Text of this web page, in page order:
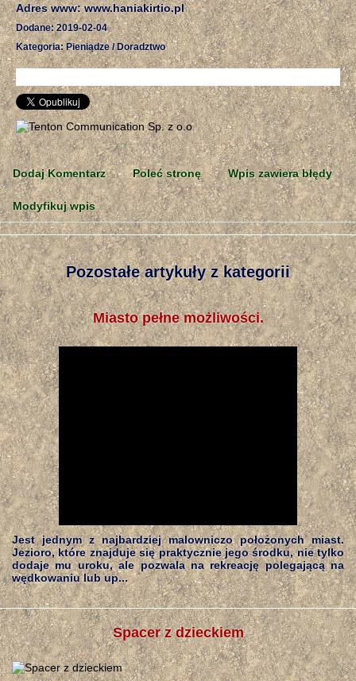
Adres www: www.haniakirtio.pl
Dodane: 2019-02-04
Kategoria: Pieniądze / Doradztwo
Dodaj Komentarz Poleć stronę Wpis zawiera błędy
Modyfikuj wpis
Pozostałe artykuły z kategorii
Miasto pełne możliwości.
Jest jednym z najbardziej malowniczo położonych miast.
Jezioro, które znajduje się praktycznie jego środku, nie tylko
dodaje mu uroku, ale pozwala na rekreację polegającą na
wędkowaniu lub up...
Spacer z dzieckiem